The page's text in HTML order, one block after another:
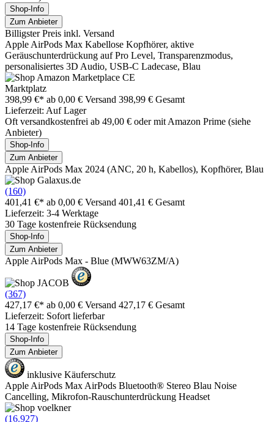
Shop-Info
Zum Anbieter
Billigster Preis inkl. Versand
Apple AirPods Max Kabellose Kopfhörer, aktive
Geräuschunterdrückung auf Pro Level, Transparenzmodus,
personalisiertes 3D Audio, USB-C Ladecase, Blau
Marktplatz
398,99 €* ab 0,00 € Versand 398,99 € Gesamt
Lieferzeit: Auf Lager
Oft versandkostenfrei ab 49,00 € oder mit Amazon Prime (siehe
Anbieter)
Shop-Info
Zum Anbieter
Apple AirPods Max 2024 (ANC, 20 h, Kabellos), Kopfhörer, Blau
(160)
401,41 €* ab 0,00 € Versand 401,41 € Gesamt
Lieferzeit: 3-4 Werktage
30 Tage kostenfreie Rücksendung
Shop-Info
Zum Anbieter
Apple AirPods Max - Blue (MWW63ZM/A)
(367)
427,17 €* ab 0,00 € Versand 427,17 € Gesamt
Lieferzeit: Sofort lieferbar
14 Tage kostenfreie Rücksendung
Shop-Info
Zum Anbieter
inklusive Käuferschutz
Apple AirPods Max AirPods Bluetooth® Stereo Blau Noise
Cancelling, Mikrofon-Rauschunterdrückung Headset
(16.927)